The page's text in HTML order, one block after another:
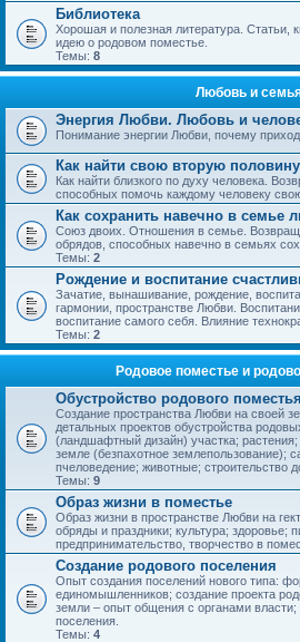
Библиотека
Хорошая и полезная литература. Статьи,
идею о родовом поместье.
Темы: 8
Любовь и
Энергия Любви. Любовь и
Понимание энергии Любви, почему
Как найти свою вторую половину
Как найти близкого по духу человека.
способных помочь каждому человеку
Как сохранить навечно в семье
Союз двоих. Отношения в семье.
обрядов, способных навечно в семьях
Темы: 2
Рождение и воспитание
Зачатие, вынашивание, рождение,
гармонии, пространстве Любви.
воспитание самого себя. Влияние
Темы: 2
Родовое поместье и
Обустройство родового поместья
Создание пространства Любви на своей
детальных проектов обустройства
(ландшафтный дизайн) участка; растения;
земле (безпахотное землепользование);
пчеловедение; животные; строительство
Темы: 9
Образ жизни в поместье
Образ жизни в пространстве Любви на
обряды и праздники; культура; здоровье;
предпринимательство, творчество в
Создание родового поселения
Опыт создания поселений нового типа:
единомышленников; создание проекта
земли – опыт общения с органами
поселения.
Темы: 4